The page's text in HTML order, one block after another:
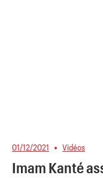
01/12/2021 Vidéos
Imam Kanté